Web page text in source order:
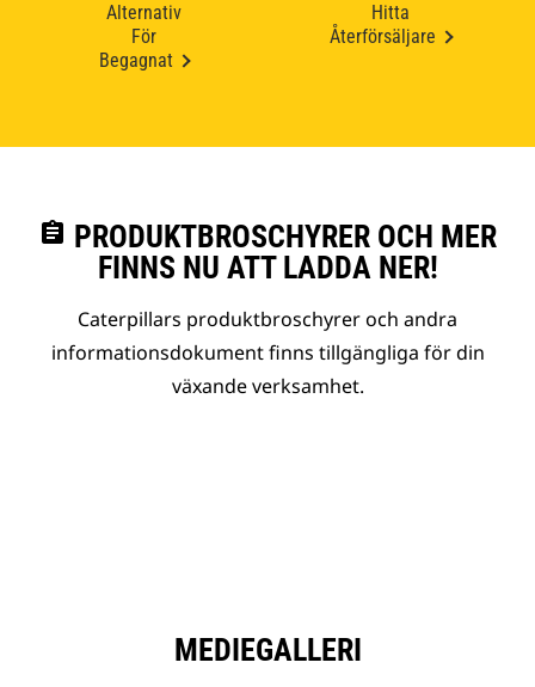
Alternativ
För
Begagnat
Hitta
Återförsäljare
assignment PRODUKTBROSCHYRER OCH MER
FINNS NU ATT LADDA NER!
Caterpillars produktbroschyrer och andra
informationsdokument finns tillgängliga för din
växande verksamhet.
MEDIEGALLERI